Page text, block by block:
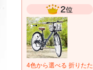
4色から選べる 折りたた